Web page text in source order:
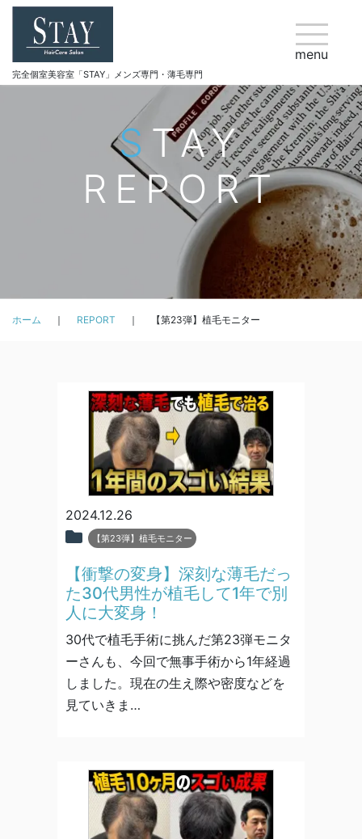
menu
完全個室美容室「STAY」メンズ専門・薄毛専門
STAY
REPORT
ホーム REPORT 【第23弾】植毛モニター
2024.12.26
【第23弾】植毛モニター
【衝撃の変身】深刻な薄毛だっ
た30代男性が植毛して1年で別
人に大変身！
30代で植毛手術に挑んだ第23弾モニタ
ーさんも、今回で無事手術から1年経過
しました。現在の生え際や密度などを
見ていきま…